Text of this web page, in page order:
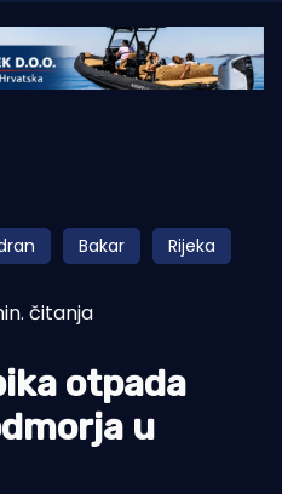
Bakar Rijeka
čitanja
otpada
u